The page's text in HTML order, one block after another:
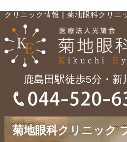
クリニック情報 | 菊地眼科クリニ
鹿島田駅徒歩5分・新
菊地眼科クリニック